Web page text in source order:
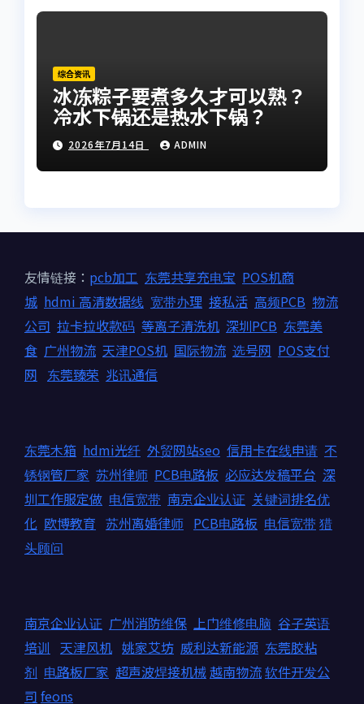
综合资讯
冰冻粽子要煮多久才可以熟？
冷水下锅还是热水下锅？
2026年7月14日 ADMIN
友情链接： pcb加工 东莞共享充电宝 POS机商
城 hdmi 高清数据线 宽带办理 接私活 高频PCB 物流
公司 拉卡拉收款码 等离子清洗机 深圳PCB 东莞美
食 广州物流 天津POS机 国际物流 选号网 POS支付
网 东莞臻荣 兆讯通信
东莞木箱 hdmi光纤 外贸网站seo 信用卡在线申请 不
锈钢管厂家 苏州律师 PCB电路板 必应达发稿平台 深
圳工作服定做 电信宽带 南京企业认证 关键词排名优
化 欧博教育 苏州离婚律师 PCB电路板 电信宽带猎
头顾问
南京企业认证 广州消防维保 上门维修电脑 谷子英语
培训 天津风机 姚家艾坊 威利达新能源 东莞胶粘
剂 电路板厂家 超声波焊接机械越南物流软件开发公
司 feons